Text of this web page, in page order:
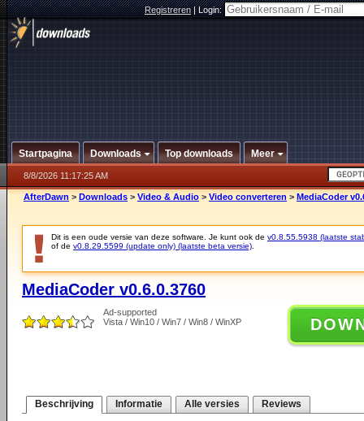
Registreren|Login:
Startpagina Downloads Top downloads Meer
8/8/2026 11:17:25 AM
AfterDawn > Downloads > Video & Audio > Video converteren > MediaCoder
Dit is een oude versie van deze software. Je kunt ook de v0.8.55.5938 (laatste
of de v0.8.29.5599 (update only) (laatste beta versie)
MediaCoder v0.6.0.3760
Ad-supported
Vista / Win10 / Win7 / Win8 / WinXP
Beschrijving Informatie Alle versies Reviews